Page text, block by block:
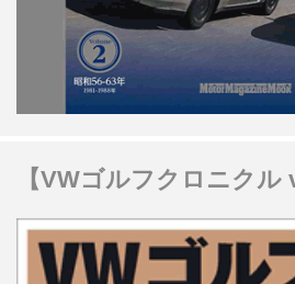
【VWゴルフクロニクル